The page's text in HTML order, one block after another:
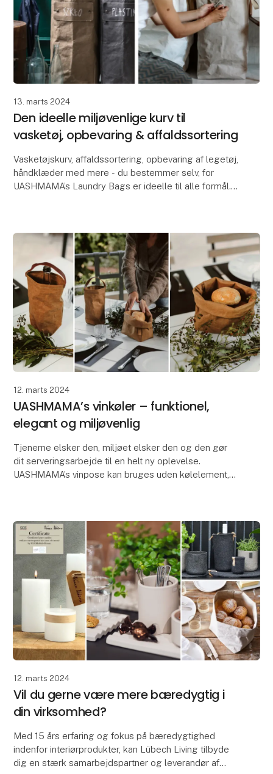
13. marts 2024
Den ideelle miljøvenlige kurv til
vasketøj, opbevaring & affaldssortering
Vasketøjskurv, affaldssortering, opbevaring af legetøj,
håndklæder med mere - du bestemmer selv, for
UASHMAMA’s Laundry Bags er ideelle til alle formål.
12. marts 2024
UASHMAMA’s vinkøler – funktionel,
elegant og miljøvenlig
Tjenerne elsker den, miljøet elsker den og den gør
dit serveringsarbejde til en helt ny oplevelse.
UASHMAMA’s vinpose kan bruges uden kølelement,
12. marts 2024
Vil du gerne være mere bæredygtig i
din virksomhed?
Med 15 års erfaring og fokus på bæredygtighed
indenfor interiørprodukter, kan Lübech Living tilbyde
dig en stærk samarbejdspartner og leverandør af